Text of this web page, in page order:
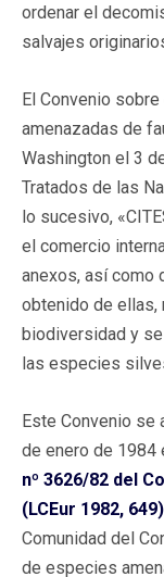
ordenar el
salvajes
El Convenio
amenazadas de
Washington el 3
Tratados de las
lo sucesivo,
el comercio
anexos, así como
obtenido de ellas,
biodiversidad y
las especies
Este Convenio se
de enero de 1984
nº 3626/82 del
(LCEur 1982, 649)
Comunidad del
de especies